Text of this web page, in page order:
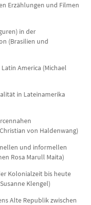
Erzählungen und Filmen
in der
(Brasilien und
America (Michael
in Lateinamerika
Christian von Haldenwang)
und informellen
Rosa Marull Maita)
Kolonialzeit bis heute
Klengel)
Alte Republik zwischen